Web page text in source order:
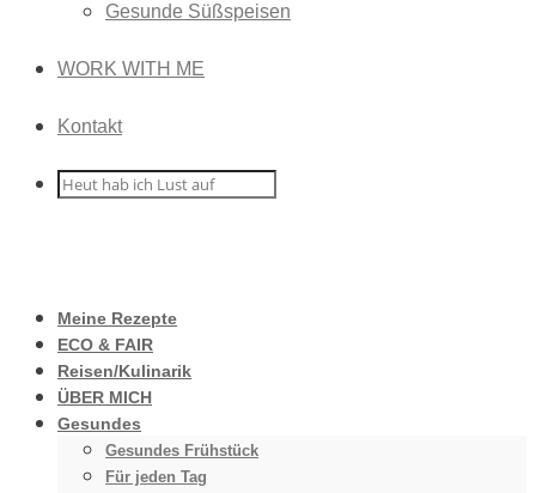
Gesunde Süßspeisen
WORK WITH ME
Kontakt
Meine Rezepte
ECO & FAIR
Reisen/Kulinarik
ÜBER MICH
Gesundes
Gesundes Frühstück
Für jeden Tag